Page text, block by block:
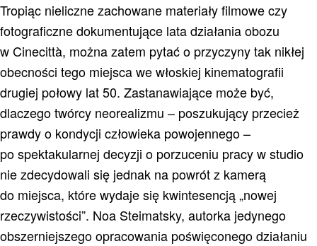
Tropiąc nieliczne zachowane materiały filmowe czy
fotograficzne dokumentujące lata działania obozu
w Cinecittà, można zatem pytać o przyczyny tak nikłej
obecności tego miejsca we włoskiej kinematografii
drugiej połowy lat 50. Zastanawiające może być,
dlaczego twórcy neorealizmu – poszukujący przecież
prawdy o kondycji człowieka powojennego –
po spektakularnej decyzji o porzuceniu pracy w studio
nie zdecydowali się jednak na powrót z kamerą
do miejsca, które wydaje się kwintesencją „nowej
rzeczywistości”. Noa Steimatsky, autorka jedynego
obszerniejszego opracowania poświęconego działaniu